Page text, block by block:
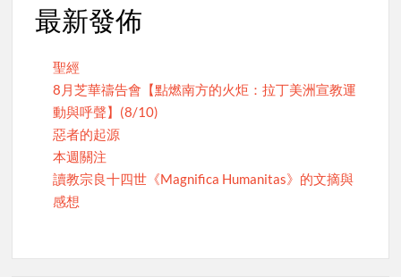
最新發佈
聖經
8月芝華禱告會【點燃南方的火炬：拉丁美洲宣教運
動與呼聲】(8/10)
惡者的起源
本週關注
讀教宗良十四世《Magnifica Humanitas》的文摘與
感想